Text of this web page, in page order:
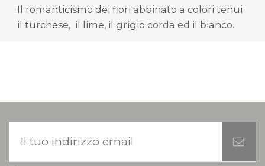
Il romanticismo dei fiori abbinato a colori tenui
il turchese, il lime, il grigio corda ed il bianco.